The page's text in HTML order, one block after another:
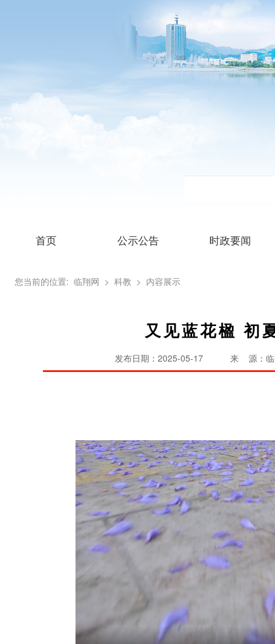
首页 公示公告 时政要闻
您当前的位置: 临翔网 > 科教 > 内容展示
又见蓝花楹 初
发布日期：2025-05-17 来 源：临